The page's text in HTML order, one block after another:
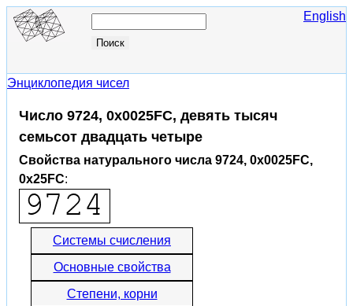
English
Энциклопедия чисел
Число 9724, 0x0025FC, девять тысяч
семьсот двадцать четыре
Свойства натурального числа 9724, 0x0025FC,
0x25FC:
Системы счисления
Основные свойства
Степени, корни